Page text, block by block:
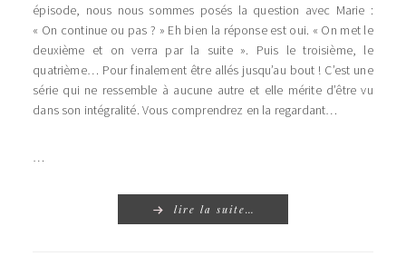
épisode, nous nous sommes posés la question avec Marie :
« On continue ou pas ? » Eh bien la réponse est oui. « On met le
deuxième et on verra par la suite ». Puis le troisième, le
quatrième… Pour finalement être allés jusqu’au bout ! C’est une
série qui ne ressemble à aucune autre et elle mérite d’être vu
dans son intégralité. Vous comprendrez en la regardant…
…
lire la suite…